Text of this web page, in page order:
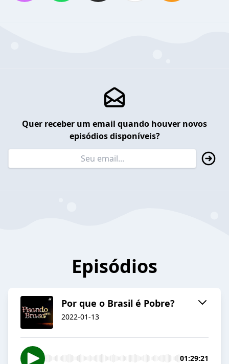
Quer receber um email quando houver novos
episódios disponíveis?
Episódios
Por que o Brasil é Pobre?
2022-01-13
01:29:21